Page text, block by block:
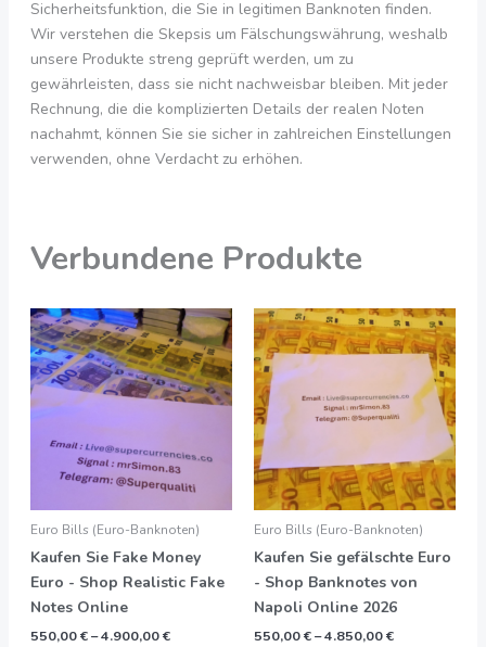
Sicherheitsfunktion, die Sie in legitimen Banknoten finden.
Wir verstehen die Skepsis um Fälschungswährung, weshalb
unsere Produkte streng geprüft werden, um zu
gewährleisten, dass sie nicht nachweisbar bleiben. Mit jeder
Rechnung, die die komplizierten Details der realen Noten
nachahmt, können Sie sie sicher in zahlreichen Einstellungen
verwenden, ohne Verdacht zu erhöhen.
Verbundene Produkte
Euro Bills (Euro-Banknoten)
Kaufen Sie Fake Money
Euro - Shop Realistic Fake
Notes Online
550,00€ – 4.900,00€
Preisspanne:
550,00
€
bis
4.900,00
€
Dieses
Produkt
hat
mehrere
Varianten.
Optionen
können
Produktseite
gewählt
werden
Euro Bills (Euro-Banknoten)
Kaufen Sie gefälschte Euro
- Shop Banknotes von
Napoli Online 2026
550,00€–4.850,00€
Preisspanne:
550,00
€
4.850,00
€
hat
Die